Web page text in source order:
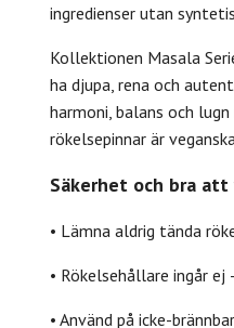
ingredienser utan
Kollektionen Masala
ha djupa, rena och
harmoni, balans och
rökelsepinnar är
Säkerhet och bra
• Lämna aldrig tända
• Rökelsehållare ingår ej
• Använd på icke-